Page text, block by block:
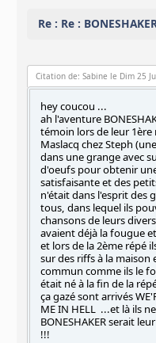
Re : Re :
Citation de: Sabine le Dim 25
hey coucou ...
ah l'aventure
témoin lors de leur 1ère
Maslacq chez Steph
dans une grange avec
d'oeufs pour obtenir
satisfaisante et des
n'était dans l'esprit des
tous, dans lequel ils
chansons de leurs
avaient déjà la fougue
et lors de la 2ème répé
sur des riffs à la
commun comme ils le
était né à la fin de la
ça gazé sont arrivés
ME IN HELL ...et là ils
BONESHAKER serait
!!!